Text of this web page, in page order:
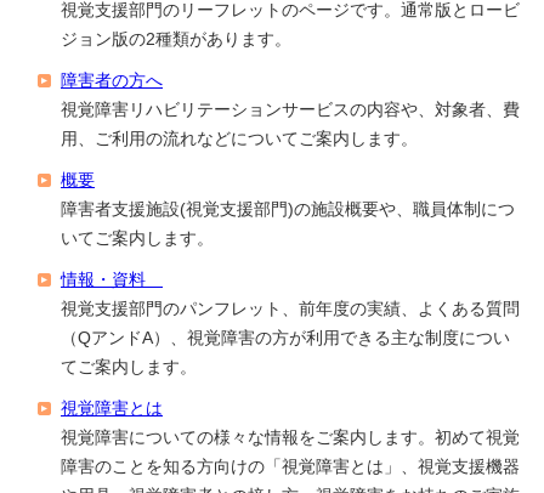
視覚支援部門のリーフレットのページです。通常版とロービ
ジョン版の2種類があります。
障害者の方へ
視覚障害リハビリテーションサービスの内容や、対象者、費
用、ご利用の流れなどについてご案内します。
概要
障害者支援施設(視覚支援部門)の施設概要や、職員体制につ
いてご案内します。
情報・資料
視覚支援部門のパンフレット、前年度の実績、よくある質問
（QアンドA）、視覚障害の方が利用できる主な制度につい
てご案内します。
視覚障害とは
視覚障害についての様々な情報をご案内します。初めて視覚
障害のことを知る方向けの「視覚障害とは」、視覚支援機器